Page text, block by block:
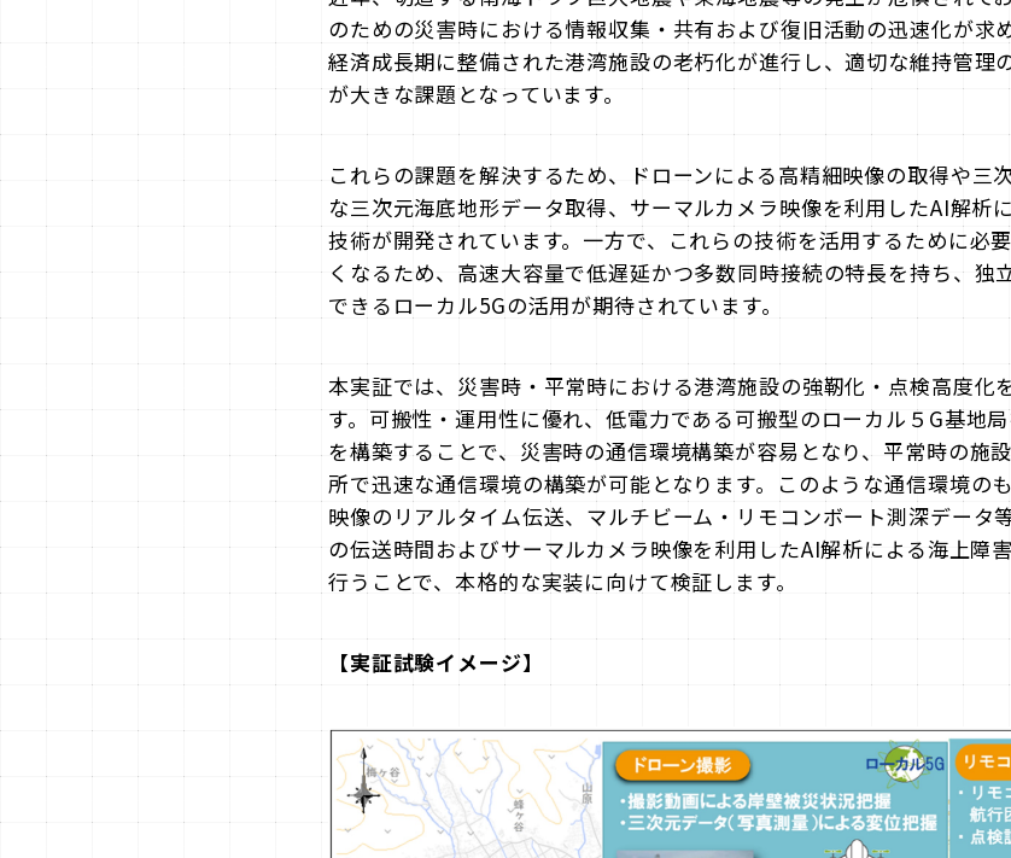
のための災害時における情報収集・共有および復旧活動の迅速化が求
経済成長期に整備された港湾施設の老朽化が進行し、適切な維持管理
が大きな課題となっています。
これらの課題を解決するため、ドローンによる⾼精細映像の取得や三
な三次元海底地形データ取得、サーマルカメラ映像を利用したAI解析
技術が開発されています。一方で、これらの技術を活用するために必
くなるため、⾼速⼤容量で低遅延かつ多数同時接続の特⻑を持ち、独
できるローカル5Gの活⽤が期待されています。
本実証では、災害時・平常時における港湾施設の強靭化・点検高度化
す。可搬性・運用性に優れ、低電力である可搬型のローカル５G基地
を構築することで、災害時の通信環境構築が容易となり、平常時の施
所で迅速な通信環境の構築が可能となります。このような通信環境の
映像のリアルタイム伝送、マルチビーム・リモコンボート測深データ
の伝送時間およびサーマルカメラ映像を利用したAI解析による海上障
行うことで、本格的な実装に向けて検証します。
【実証試験イメージ】